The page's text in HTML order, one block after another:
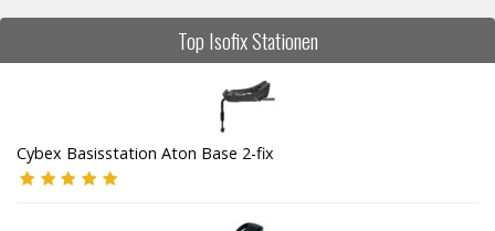
Top Isofix Stationen
Cybex Basisstation Aton Base 2-fix